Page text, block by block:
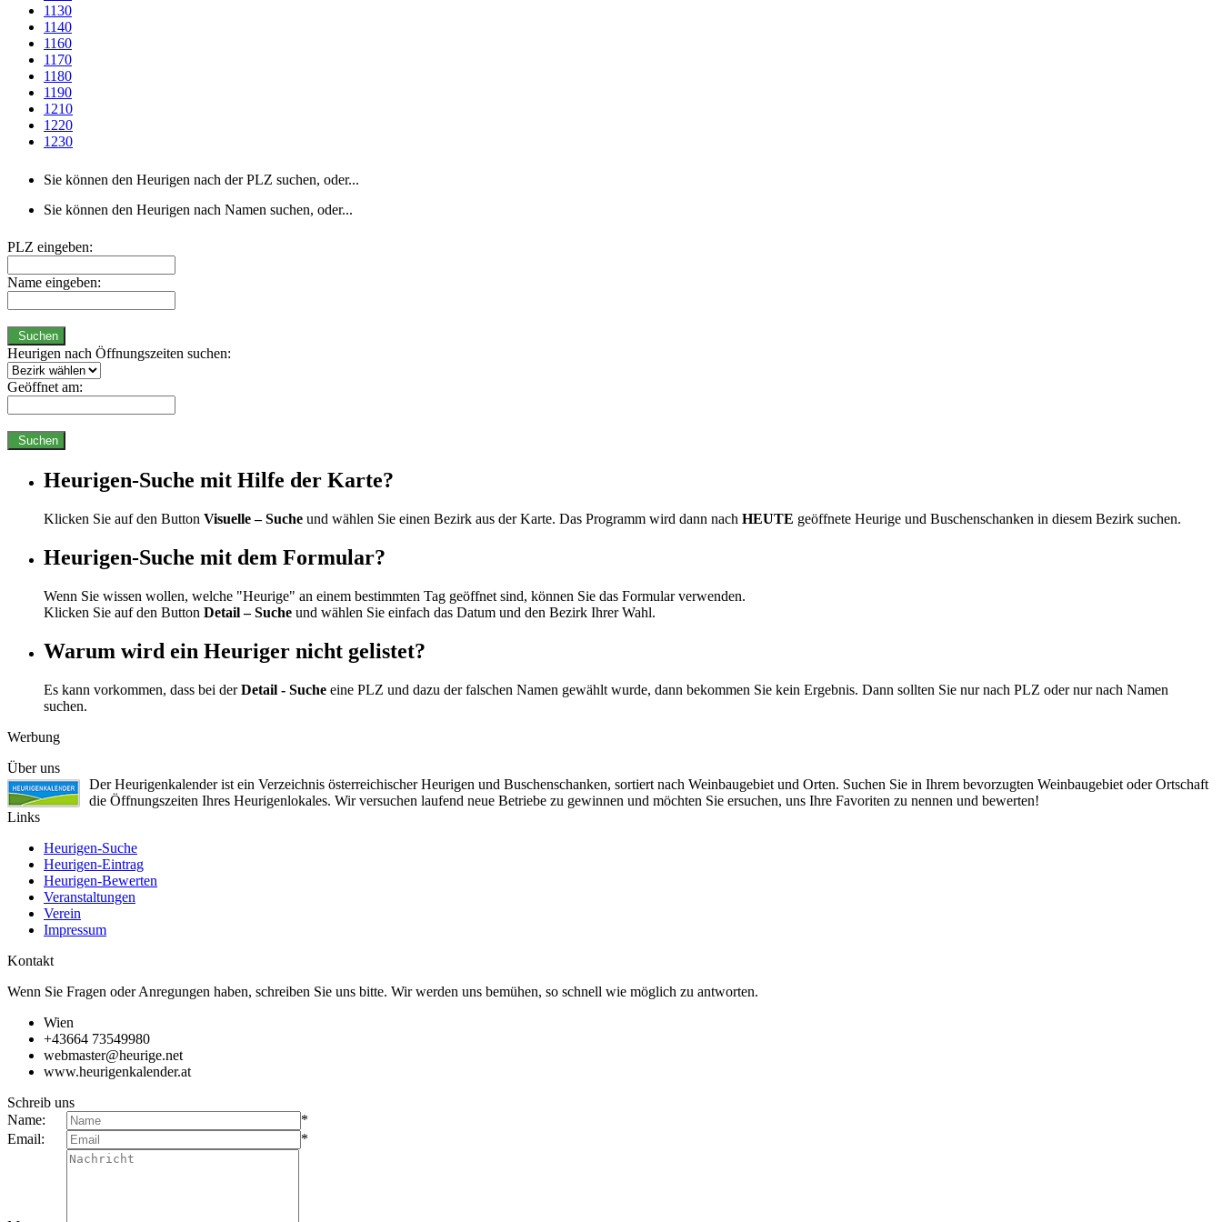
1130
1140
1160
1170
1180
1190
1210
1220
1230
Sie können den Heurigen nach der PLZ suchen, oder...
Sie können den Heurigen nach Namen suchen, oder...
PLZ eingeben:
Name eingeben:
Suchen
Heurigen nach Öffnungszeiten suchen:
Geöffnet am:
Suchen
Heurigen-Suche mit Hilfe der Karte?
Klicken Sie auf den Button Visuelle – Suche und wählen Sie einen Bezirk aus der Karte. Das Programm wird dann nach HEUTE geöffnete Heurige und Buschenschanken in diesem Bezirk suchen.
Heurigen-Suche mit dem Formular?
Wenn Sie wissen wollen, welche "Heurige" an einem bestimmten Tag geöffnet sind, können Sie das Formular verwenden.
Klicken Sie auf den Button Detail – Suche und wählen Sie einfach das Datum und den Bezirk Ihrer Wahl.
Warum wird ein Heuriger nicht gelistet?
Es kann vorkommen, dass bei derDetail - Suche eine PLZ und dazu der falschen Namen gewählt wurde, dann bekommen Sie kein Ergebnis. Dann sollten Sie nur nach PLZ oder nur nach Namen
suchen.
Werbung
Über uns
Der Heurigenkalender ist ein Verzeichnis österreichischer Heurigen und Buschenschanken, sortiert nach Weinbaugebiet und Orten. Suchen Sie in Ihrem bevorzugten Weinbaugebiet oder Ortschaft
die Öffnungszeiten Ihres Heurigenlokales. Wir versuchen laufend neue Betriebe zu gewinnen und möchten Sie ersuchen, uns Ihre Favoriten zu nennen und bewerten!
Links
Heurigen-Suche
Heurigen-Eintrag
Heurigen-Bewerten
Veranstaltungen
Verein
Impressum
Kontakt
Wenn Sie Fragen oder Anregungen haben, schreiben Sie uns bitte. Wir werden uns bemühen, so schnell wie möglich zu antworten.
Wien
+43664 73549980
webmaster@heurige.net
www.heurigenkalender.at
Schreib uns
Name:
*
Email:
*